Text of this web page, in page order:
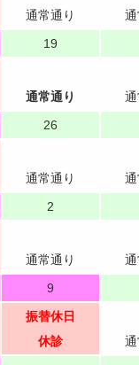
通常通り 通
19
通常通り 通
26
通常通り 通
2
通常通り 通
9
振替休日
休診
通